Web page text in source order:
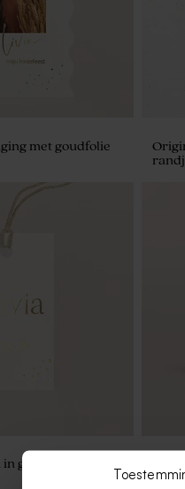
met goudfolie
goudfolie